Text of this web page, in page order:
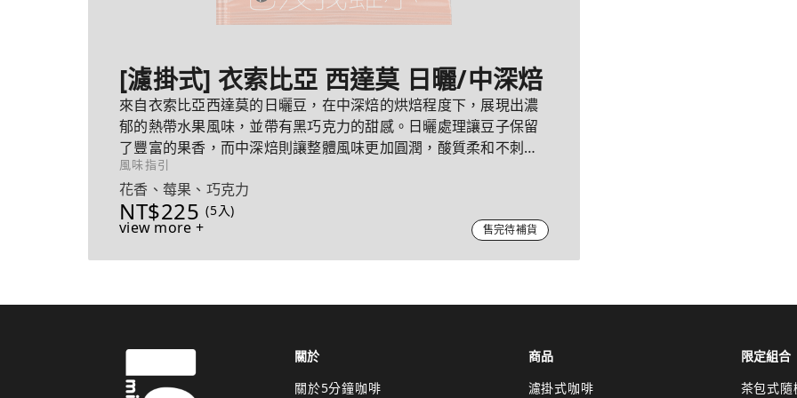
[濾掛式] 衣索比亞 西達莫 日曬/中深焙
來自衣索比亞西達莫的日曬豆，在中深焙的烘焙程度下，展現出濃
郁的熱帶水果風味，並帶有黑巧克力的甜感。日曬處理讓豆子保留
了豐富的果香，而中深焙則讓整體風味更加圓潤，酸質柔和不刺
激，帶來極佳的平衡感。
風味指引
花香、莓果、巧克力
NT$225 (5入)
view more + 售完待補貨
關於
關於5分鐘咖啡
商品
濾掛式咖啡
限定組合
茶包式隨